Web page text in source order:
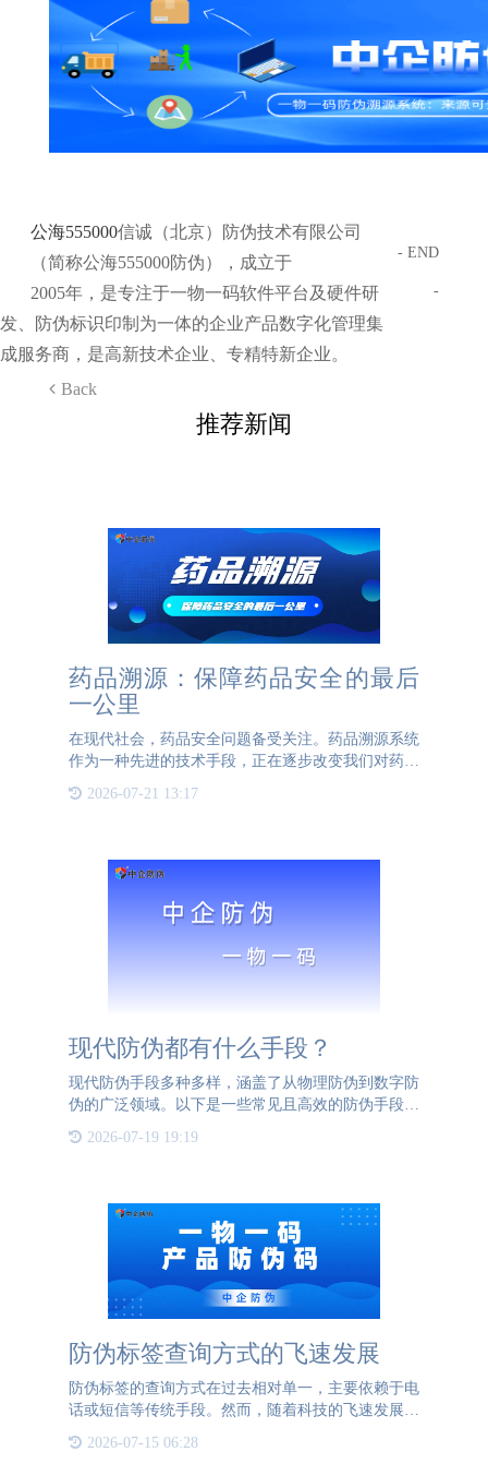
公海555000信诚（北京）防伪技术有限公司
（简称公海555000防伪），成立于
2005年，是专注于一物一码软件平台及硬件研
发、防伪标识印制为一体的企业产品数字化管理集
成服务商，是高新技术企业、专精特新企业。
Back
- END
-
推荐新闻
药品溯源：保障药品安全的最后
一公里
在现代社会，药品安全问题备受关注。药品溯源系统
作为一种先进的技术手段，正在逐步改变我们对药品
安全的管理方式。药品溯源系统通过对药品生产、流
通、销售全过程的信息记录和追踪，确保每一批药品
2026-07-21 13:17
现代防伪都有什么手段？
现代防伪手段多种多样，涵盖了从物理防伪到数字防
伪的广泛领域。以下是一些常见且高效的防伪手段：
1、物理防伪：包括防伪标签、特种油墨、全息图、
微缩文字、安全线等。这些手段通过特殊的材料和工
2026-07-19 19:19
防伪标签查询方式的飞速发展
防伪标签的查询方式在过去相对单一，主要依赖于电
话或短信等传统手段。然而，随着科技的飞速发展，
防伪标签的查询方式也迎来了革命性的变化。如今，
智能手机的普及使得防伪标签的查询变得更加高效和
2026-07-15 06:28